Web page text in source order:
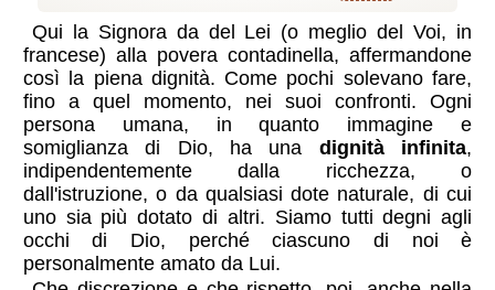
Qui la Signora da del Lei (o meglio del Voi, in
francese) alla povera contadinella, affermandone
così la piena dignità. Come pochi solevano fare,
fino a quel momento, nei suoi confronti. Ogni
persona umana, in quanto immagine e
somiglianza di Dio, ha una dignità infinita,
indipendentemente dalla ricchezza, o
dall'istruzione, o da qualsiasi dote naturale, di cui
uno sia più dotato di altri. Siamo tutti degni agli
occhi di Dio, perché ciascuno di noi è
personalmente amato da Lui.